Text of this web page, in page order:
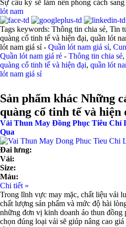
Sự cầu kỳ sẽ làm nên phong cách
lót nam
Tags keywords: Thông tin chia sẻ, Tin
quàng cổ tinh tế và hiện đại, quần lót
lót nam giá sỉ - Quần lót nam giá sỉ,
Quần lót nam giá rẻ - Thông tin chia sẻ,
quàng cổ tinh tế và hiện đại, quần lót
lót nam giá sỉ
Sản phẩm khác Những
quàng cổ tinh tế và hiện
Vải Thun May Đồng Phục Tiêu Chí
Qua
Đai lưng:
Vải:
Size:
Màu:
Chi tiết »
Trong lĩnh vực may mặc, chất liệu vải
chất lượng sản phẩm và mức độ hài
những đơn vị kinh doanh áo thun đồng
chọn đúng loại vải sẽ giúp nâng cao